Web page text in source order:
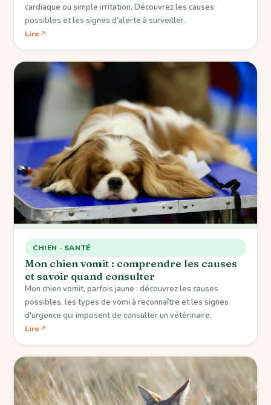
cardiaque ou simple irritation. Découvrez les causes
possibles et les signes d'alerte à surveiller.
Lire
CHIEN · SANTÉ
Mon chien vomit : comprendre les causes
et savoir quand consulter
Mon chien vomit, parfois jaune : découvrez les causes
possibles, les types de vomi à reconnaître et les signes
d'urgence qui imposent de consulter un vétérinaire.
Lire